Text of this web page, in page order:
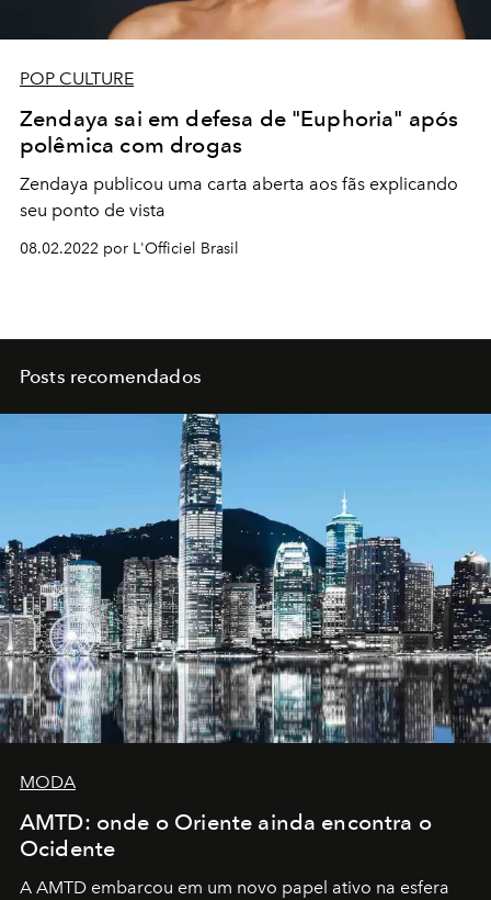
POP CULTURE
Zendaya sai em defesa de "Euphoria" após
polêmica com drogas
Zendaya publicou uma carta aberta aos fãs explicando
seu ponto de vista
08.02.2022 por L'Officiel Brasil
Posts recomendados
MODA
AMTD: onde o Oriente ainda encontra o
Ocidente
A AMTD embarcou em um novo papel ativo na esfera